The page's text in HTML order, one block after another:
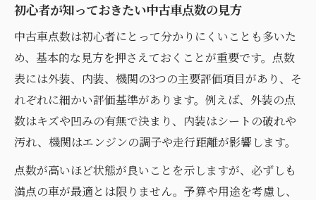
中古車評価点を理解して安心購入へ
初心者が知っておきたい中古車点数の見方
中古車点数は初心者にとって分かりにくいことも多いた
め、基本的な見方を押さえておくことが重要です。点数
表には外装、内装、機関の3つの主要評価項目があり、そ
れぞれに細かい評価基準があります。例えば、外装の点
数はキズや凹みの有無で決まり、内装はシートの破れや
汚れ、機関はエンジンの調子や走行距離が影響します。
点数が高いほど状態が良いことを示しますが、必ずしも
満点の車が最適とは限りません。予算や用途を考慮し、